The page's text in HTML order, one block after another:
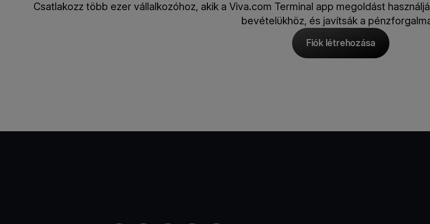
Csatlakozz több ezer vállalkozóhoz, akik a Viva.com Terminal app megoldást
bevételükhöz, és javítsák a
Fiók létrehozása